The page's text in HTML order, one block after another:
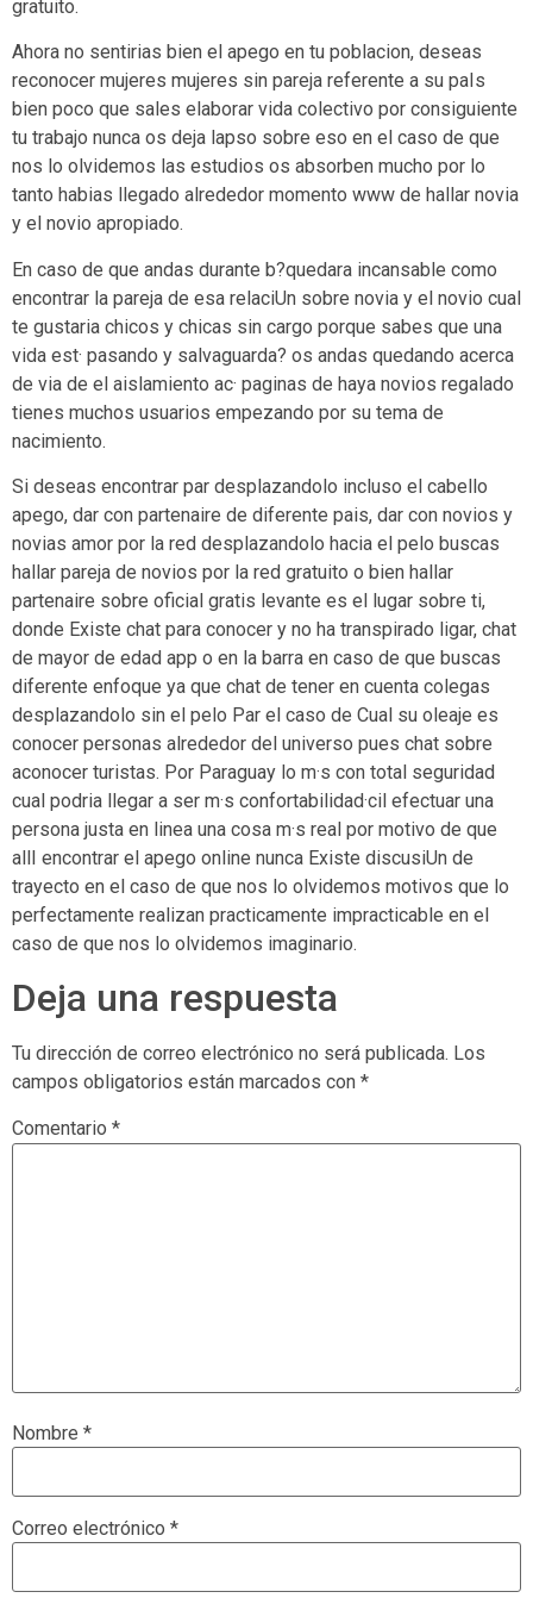
gratuito.
Ahora no sentirias bien el apego en tu poblacion, deseas
reconocer mujeres mujeres sin pareja referente a su paIs
bien poco que sales elaborar vida colectivo por consiguiente
tu trabajo nunca os deja lapso sobre eso en el caso de que
nos lo olvidemos las estudios os absorben mucho por lo
tanto habias llegado alrededor momento www de hallar novia
y el novio apropiado.
En caso de que andas durante b?quedara incansable como
encontrar la pareja de esa relaciUn sobre novia y el novio cual
te gustaria chicos y chicas sin cargo porque sabes que una
vida est· pasando y salvaguarda? os andas quedando acerca
de vi­a de el aislamiento ac· paginas de haya novios regalado
tienes muchos usuarios empezando por su tema de
nacimiento.
Si deseas encontrar par desplazandolo incluso el cabello
apego, dar con partenaire de diferente pais, dar con novios y
novias amor por la red desplazandolo hacia el pelo buscas
hallar pareja de novios por la red gratuito o bien hallar
partenaire sobre oficial gratis levante es el lugar sobre ti,
donde Existe chat para conocer y no ha transpirado ligar, chat
de mayor de edad app o en la barra en caso de que buscas
diferente enfoque ya que chat de tener en cuenta colegas
desplazandolo sin el pelo Par el caso de Cual su oleaje es
conocer personas alrededor del universo pues chat sobre
aconocer turistas. Por Paraguay lo m·s con total seguridad
cual podri­a llegar a ser m·s confortabilidad·cil efectuar una
persona justa en linea una cosa m·s real por motivo de que
allI encontrar el apego online nunca Existe discusiUn de
trayecto en el caso de que nos lo olvidemos motivos que lo
perfectamente realizan practicamente impracticable en el
caso de que nos lo olvidemos imaginario.
Deja una respuesta
Tu dirección de correo electrónico no será publicada. Los
campos obligatorios están marcados con *
Comentario *
Nombre *
Correo electrónico *